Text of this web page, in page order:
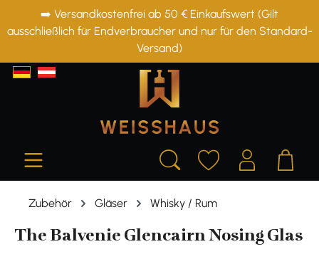
springen
➡️ Versandkostenfrei ab 50 € Einkaufswert (Gilt
ausschließlich für Endverbraucher und nur für den Standard-
Versand)
Zubehör Gläser Whisky / Rum
The Balvenie Glencairn Nosing Glas